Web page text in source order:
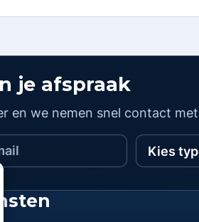
je afspraak
en we nemen snel contact
Kies
type